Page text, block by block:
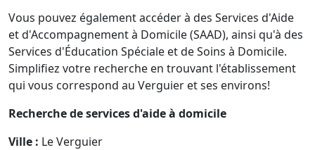
Vous pouvez également accéder à des Services d'Aide
et d'Accompagnement à Domicile (SAAD), ainsi qu'à des
Services d'Éducation Spéciale et de Soins à Domicile.
Simplifiez votre recherche en trouvant l'établissement
qui vous correspond au Verguier et ses environs!
Recherche de services d'aide à domicile
Ville : Le Verguier